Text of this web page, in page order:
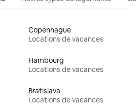
Copenhague
Locations de vacances
Hambourg
Locations de vacances
Bratislava
Locations de vacances